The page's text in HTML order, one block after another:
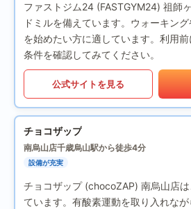
ファストジム24 (FASTGYM24) 祖師
ドミルを備えています。ウォーキン
を始めたい方に適しています。利用
条件を確認してみてください。
公式サイトを見る
チョコザップ
南烏山店千歳烏山駅から徒歩4分
設備が充実
チョコザップ (chocoZAP) 南烏山店は
ています。有酸素運動を取り入れな